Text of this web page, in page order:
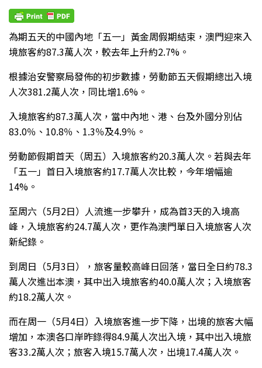
為期五天的中國內地「五一」黃金周假期結束，澳門迎來入
境旅客約87.3萬人次，較去年上升約2.7% 。
根據治安警察局發佈的初步數據，勞動節五天假期總出入境
人次381.2萬人次，同比增1.6% 。
入境旅客約87.3萬人次，當中內地、港、台及外國分別佔
83.0％、 10.8％、 1.3％及4.9％。
勞動節假期首天（周五）入境旅客約20.3萬人次。若與去年
「五一」首日入境旅客約17.7萬人次比較，今年增幅逾
14% 。
至周六（5月2日）人流進一步攀升，成為首3天的入境高
峰，入境旅客約24.7萬人次，更作為澳門單日入境旅客人次
新紀錄。
到周日（5月3日），旅客量較高峰日回落，當日全日約78.3
萬人次進出本澳，其中出入境旅客約40.0萬人次；入境旅客
約18.2萬人次。
而在周一（5月4日）入境旅客進一步下降，出境的旅客大幅
增加，本澳各口岸昨錄得84.9萬人次出入境，其中出入境旅
客33.2萬人次；旅客入境15.7萬人次，出境17.4萬人次。